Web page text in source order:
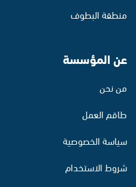
منطقة البطوف
عن المؤسسة
من نحن
طاقم العمل
سياسة الخصوصية
شروط الاستخدام